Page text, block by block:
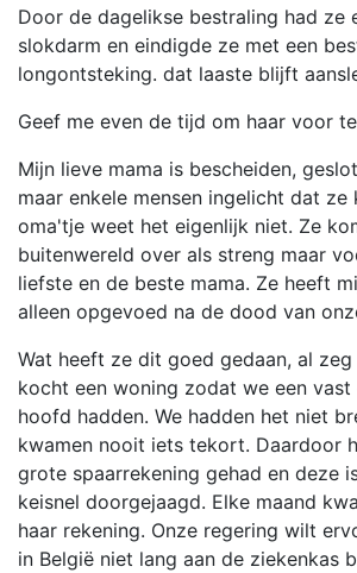
Door de dagelikse bestraling had ze
slokdarm en eindigde ze met een
longontsteking. dat laaste blijft
Geef me even de tijd om haar voor
Mijn lieve mama is bescheiden,
maar enkele mensen ingelicht dat ze
oma'tje weet het eigenlijk niet. Ze
buitenwereld over als streng maar
liefste en de beste mama. Ze heeft
alleen opgevoed na de dood van
Wat heeft ze dit goed gedaan, al
kocht een woning zodat we een
hoofd hadden. We hadden het niet
kwamen nooit iets tekort. Daardoor
grote spaarrekening gehad en deze
keisnel doorgejaagd. Elke maand
haar rekening. Onze regering wilt
in België niet lang aan de ziekenkas